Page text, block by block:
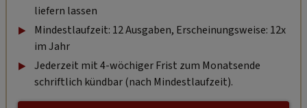
liefern lassen
Mindestlaufzeit: 12 Ausgaben, Erscheinungsweise: 12x
im Jahr
Jederzeit mit 4-wöchiger Frist zum Monatsende
schriftlich kündbar (nach Mindestlaufzeit).